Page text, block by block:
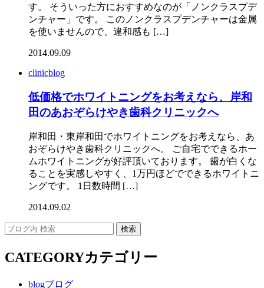
す。 そういった方におすすめなのが「ノンクラスプデ
ンチャー」です。 このノンクラスプデンチャーは金属
を使いませんので、違和感も […]
2014.09.09
clinicblog
低価格でホワイトニングをお考えなら、岸和
田のあおぞらけやき歯科クリニックへ
岸和田・東岸和田でホワイトニングをお考えなら、あ
おぞらけやき歯科クリニックへ。 ご自宅でできるホー
ムホワイトニングが好評頂いております。 歯が白くな
ることを実感しやすく、1万円ほどでできるホワイトニ
ングです。 1日数時間 […]
2014.09.02
CATEGORYカテゴリー
blogブログ